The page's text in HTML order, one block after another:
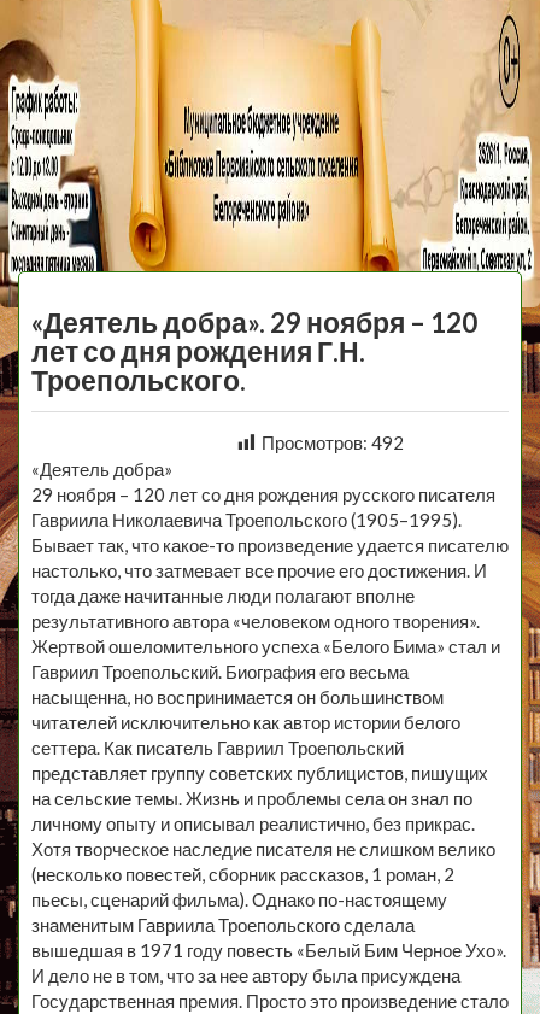
МБУ Библиотека
Первомайского
Сельского
Поселения
«Деятель добра». 29 ноября – 120
лет со дня рождения Г.Н.
Троепольского.
Просмотров: 492
«Деятель добра»
29 ноября – 120 лет со дня рождения русского писателя
Гавриила Николаевича Троепольского (1905–1995).
Бывает так, что какое-то произведение удается писателю
настолько, что затмевает все прочие его достижения. И
тогда даже начитанные люди полагают вполне
результативного автора «человеком одного творения».
Жертвой ошеломительного успеха «Белого Бима» стал и
Гавриил Троепольский. Биография его весьма
насыщенна, но воспринимается он большинством
читателей исключительно как автор истории белого
сеттера. Как писатель Гавриил Троепольский
представляет группу советских публицистов, пишущих
на сельские темы. Жизнь и проблемы села он знал по
личному опыту и описывал реалистично, без прикрас.
Хотя творческое наследие писателя не слишком велико
(несколько повестей, сборник рассказов, 1 роман, 2
пьесы, сценарий фильма). Однако по-настоящему
знаменитым Гавриила Троепольского сделала
вышедшая в 1971 году повесть «Белый Бим Черное Ухо».
И дело не в том, что за нее автору была присуждена
Государственная премия. Просто это произведение стало